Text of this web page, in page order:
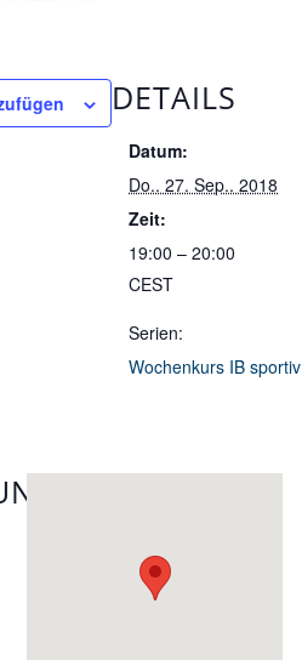
DETAILS
Datum:
Do.. 27. Sep.. 2018
Zeit:
19:00 – 20:00
CEST
Serien:
Wochenkurs IB sportiv